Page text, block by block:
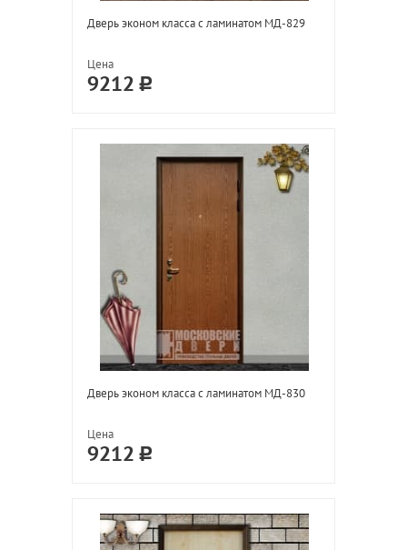
Дверь эконом класса с ламинатом МД-829
Цена
9212
Дверь эконом класса с ламинатом МД-830
Цена
9212